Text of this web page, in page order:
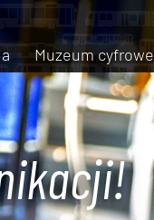
Muzeum cyfrowe